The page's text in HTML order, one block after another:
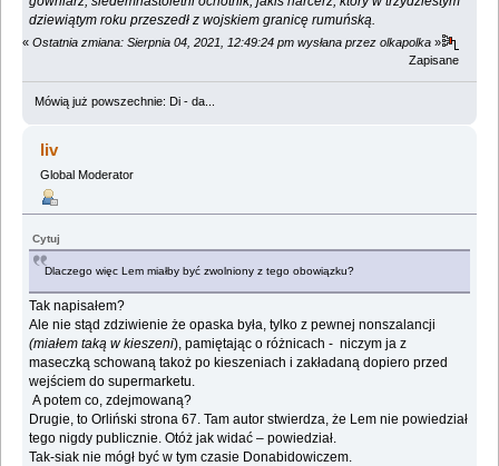
dziewiątym roku przeszedł z wojskiem granicę rumuńską.
« Ostatnia zmiana: Sierpnia 04, 2021, 12:49:24 pm wysłana przez olkapolka »
Zapisane
Mówią już powszechnie: Di - da...
liv
Global Moderator
Cytuj
Dlaczego więc Lem miałby być zwolniony z tego obowiązku?
Tak napisałem?
Ale nie stąd zdziwienie że opaska była, tylko z pewnej nonszalancji
(miałem taką w kieszeni), pamiętając o różnicach - niczym ja z
maseczką schowaną takoż po kieszeniach i zakładaną dopiero przed
wejściem do supermarketu.
A potem co, zdejmowaną?
Drugie, to Orliński strona 67. Tam autor stwierdza, że Lem nie powiedział
tego nigdy publicznie. Otóż jak widać – powiedział.
Tak-siak nie mógł być w tym czasie Donabidowiczem.